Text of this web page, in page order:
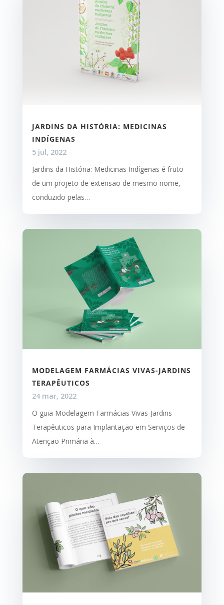
JARDINS DA HISTÓRIA: MEDICINAS
INDÍGENAS
5 jul, 2022
Jardins da História: Medicinas Indígenas é fruto
de um projeto de extensão de mesmo nome,
conduzido pelas…
MODELAGEM FARMÁCIAS VIVAS-JARDINS
TERAPÊUTICOS
24 mar, 2022
O guia Modelagem Farmácias Vivas-Jardins
Terapêuticos para Implantação em Serviços de
Atenção Primária à…